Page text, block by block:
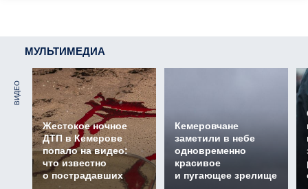
МУЛЬТИМЕДИА
ВИДЕО
Жестокое ночное
ДТП в Кемерове
попало на видео:
что известно
о пострадавших
Кемеровчане
заметили в небе
одновременно
красивое
и пугающее зрелище